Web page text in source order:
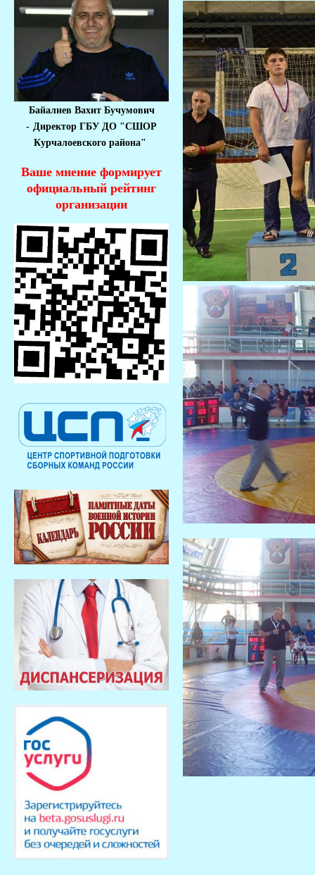
Байалиев Вахит Бучумович
- Директор ГБУ ДО "СШОР
Курчалоевского района"
Ваше мнение формирует
официальный рейтинг
организации